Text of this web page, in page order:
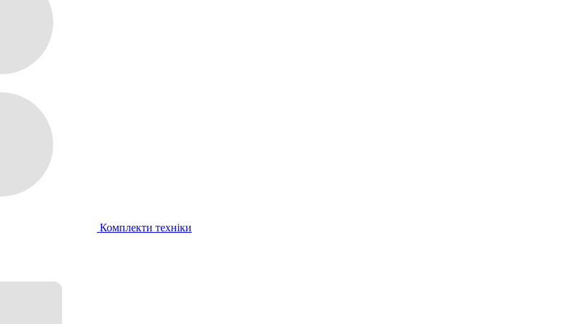
Комплекти техніки